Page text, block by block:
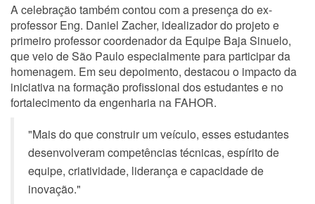
A celebração também contou com a presença do ex-
professor Eng. Daniel Zacher, idealizador do projeto e
primeiro professor coordenador da Equipe Baja Sinuelo,
que veio de São Paulo especialmente para participar da
homenagem. Em seu depoimento, destacou o impacto da
iniciativa na formação profissional dos estudantes e no
fortalecimento da engenharia na FAHOR.
"Mais do que construir um veículo, esses estudantes
desenvolveram competências técnicas, espírito de
equipe, criatividade, liderança e capacidade de
inovação."